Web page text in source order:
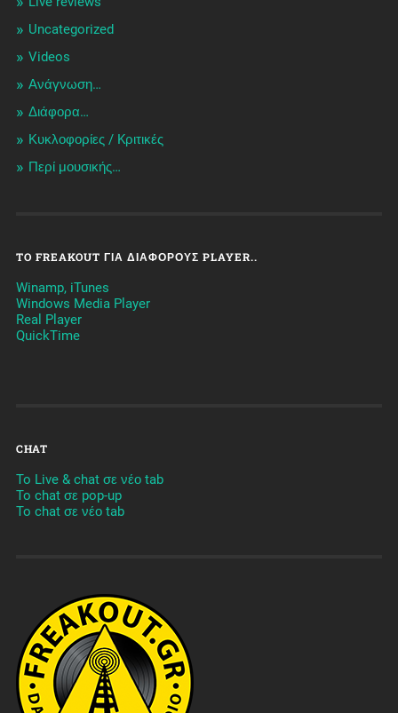
Uncategorized
Videos
Ανάγνωση…
Διάφορα…
Κυκλοφορίες / Kριτικές
Περί μουσικής…
TO FREAKOUT ΓΙΑ ΔΙΆΦΟΡΟΥΣ PLAYER..
Winamp, iTunes
Windows Media Player
Real Player
QuickTime
CHAT
To Live & chat σε νέο tab
To chat σε pop-up
To chat σε νέο tab